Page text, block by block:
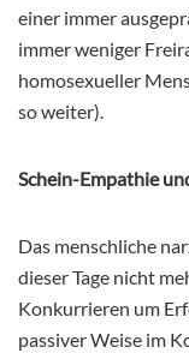
einer immer
immer weniger
homosexueller
so weiter).
Schein-Empathie
Das menschliche
dieser Tage nicht
Konkurrieren um
passiver Weise im